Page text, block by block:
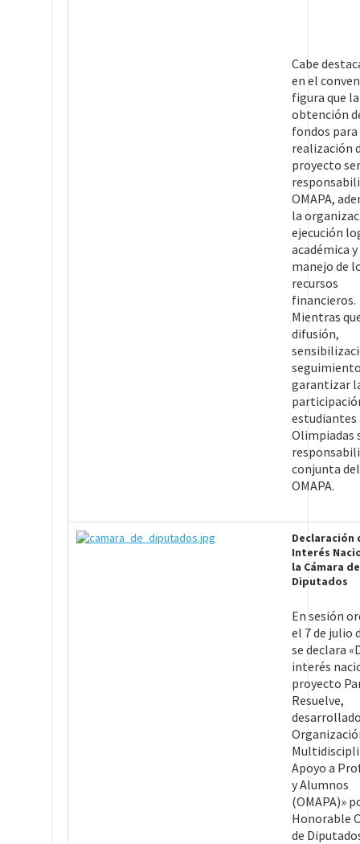
Cabe
en el
figura que la
obtención
fondos
realización
proyecto
OMAPA,
la
ejecución
académica
manejo de
recursos
financieros.
Mientras
difusión,
garantizar
estudiantes
Olimpiadas
conjunta del
OMAPA.
Declaración
Interés
la Cámara de
Diputados
En sesión
el 7 de julio
se declara
interés
proyecto
Resuelve,
Apoyo a
y Alumnos
(OMAPA)»
Honorable
de